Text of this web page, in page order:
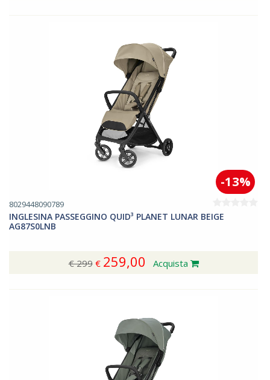
8029448090789
INGLESINA PASSEGGINO QUID³ PLANET LUNAR BEIGE
AG87S0LNB
€ 299€ 259,00
-13%
Acquista